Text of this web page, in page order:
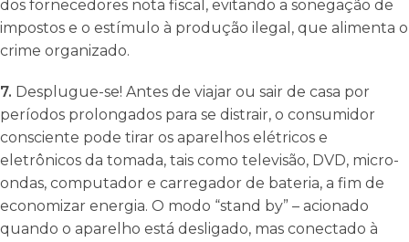
dos fornecedores nota fiscal, evitando a sonegação de
impostos e o estímulo à produção ilegal, que alimenta o
crime organizado.
7. Desplugue-se! Antes de viajar ou sair de casa por
períodos prolongados para se distrair, o consumidor
consciente pode tirar os aparelhos elétricos e
eletrônicos da tomada, tais como televisão, DVD, micro-
ondas, computador e carregador de bateria, a fim de
economizar energia. O modo “stand by” – acionado
quando o aparelho está desligado, mas conectado à